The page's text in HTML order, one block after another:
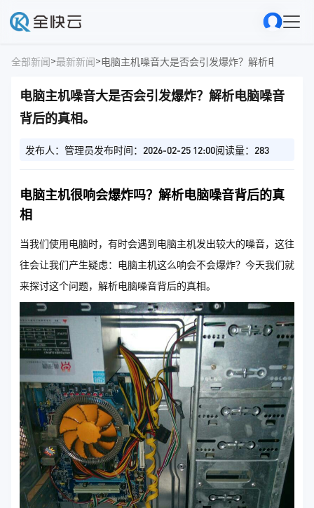
全部新闻>最新新闻>电脑主机噪音大是否会引发爆炸？解析电脑噪音
电脑主机噪音大是否会引发爆炸？解析电脑噪音
背后的真相。
发布人：管理员发布时间：2026-02-25 12:00阅读量：283
电脑主机很响会爆炸吗？解析电脑噪音背后的真
相
当我们使用电脑时，有时会遇到电脑主机发出较大的噪音，这往
往会让我们产生疑虑：电脑主机这么响会不会爆炸？今天我们就
来探讨这个问题，解析电脑噪音背后的真相。